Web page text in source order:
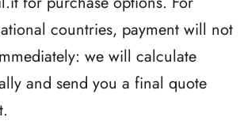
countries, payment will not
we will calculate
and send you a final quote